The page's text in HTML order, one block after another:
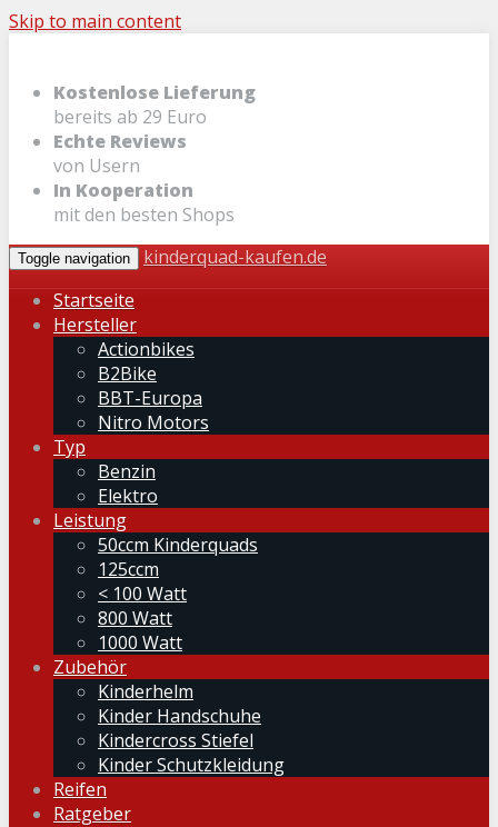
Skip to main content
Kostenlose Lieferung
bereits ab 29 Euro
Echte Reviews
von Usern
In Kooperation
mit den besten Shops
Toggle navigation
kinderquad-kaufen.de
Startseite
Hersteller
Actionbikes
B2Bike
BBT-Europa
Nitro Motors
Typ
Benzin
Elektro
Leistung
50ccm Kinderquads
125ccm
< 100 Watt
800 Watt
1000 Watt
Zubehör
Kinderhelm
Kinder Handschuhe
Kindercross Stiefel
Kinder Schutzkleidung
Reifen
Ratgeber